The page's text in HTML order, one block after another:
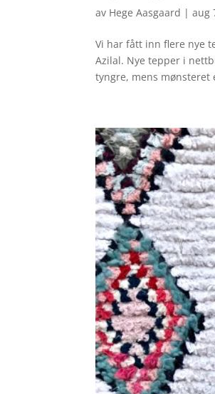
av Hege Aasgaard |aug
Vi har fått inn flere nye
Azilal. Nye tepper i
tyngre, mens mønsteret